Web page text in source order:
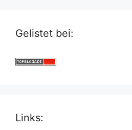
Gelistet bei:
Links: